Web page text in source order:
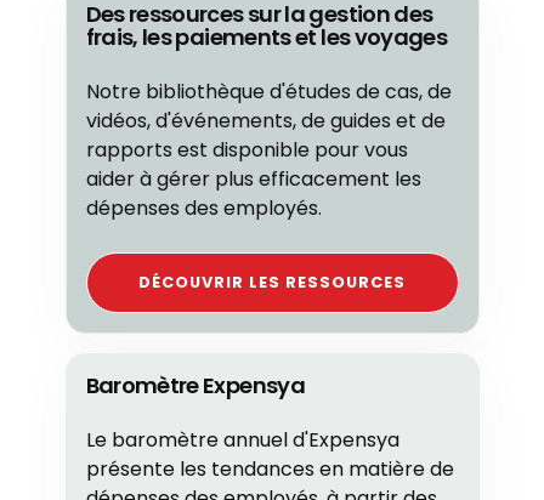
Des ressources sur la gestion des
frais, les paiements et les voyages
Notre bibliothèque d'études de cas, de
vidéos, d'événements, de guides et de
rapports est disponible pour vous
aider à gérer plus efficacement les
dépenses des employés.
DÉCOUVRIR LES RESSOURCES
Baromètre Expensya
Le baromètre annuel d'Expensya
présente les tendances en matière de